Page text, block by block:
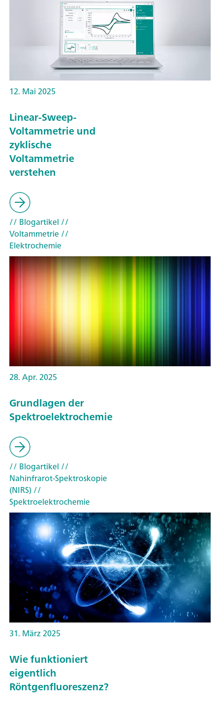
12. Mai 2025
Linear-Sweep-
Voltammetrie und
zyklische
Voltammetrie
verstehen
// Blogartikel //
Voltammetrie//
Elektrochemie
28. Apr. 2025
Grundlagen der
Spektroelektrochemie
// Blogartikel //
Nahinfrarot-Spektroskopie
(NIRS)//
Spektroelektrochemie
31. März 2025
Wie funktioniert
eigentlich
Röntgenfluoreszenz?